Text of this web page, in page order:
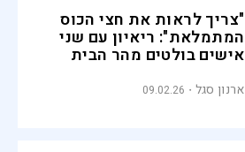
"צריך לראות את חצי הכוס
המתמלאת": ריאיון עם שני
אישים בולטים מהר הבית
ארנון סגל 09.02.26